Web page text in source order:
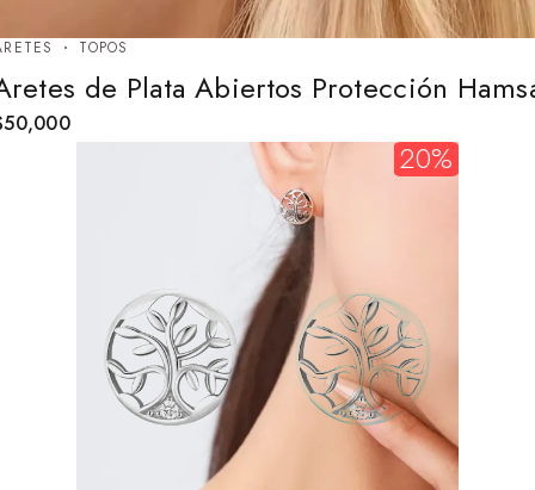
TOPOS
de Plata Abiertos Protección
50,000
20%